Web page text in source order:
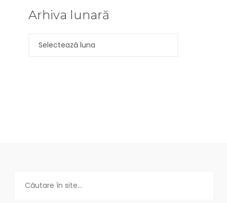
Arhiva lunară